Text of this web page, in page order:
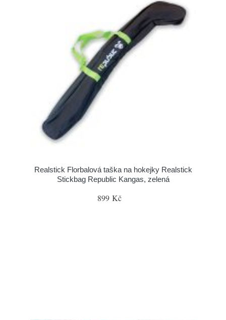
Realstick Florbalová taška na hokejky Realstick
Stickbag Republic Kangas, zelená
899 Kč